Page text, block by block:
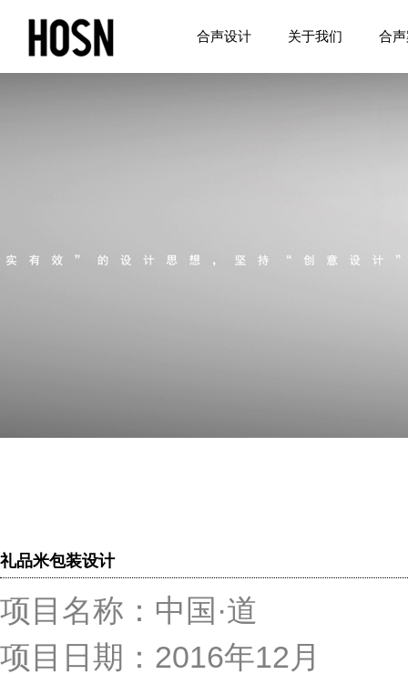
合声设计 关于我们 合
礼品米包装设计
项目名称：中国·道
项目日期：2016年12月